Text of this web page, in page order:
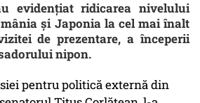
evidențiat ridicarea nivelului
și Japonia la cel mai înalt
de prezentare, a începerii
nipon.
pentru politică externă din